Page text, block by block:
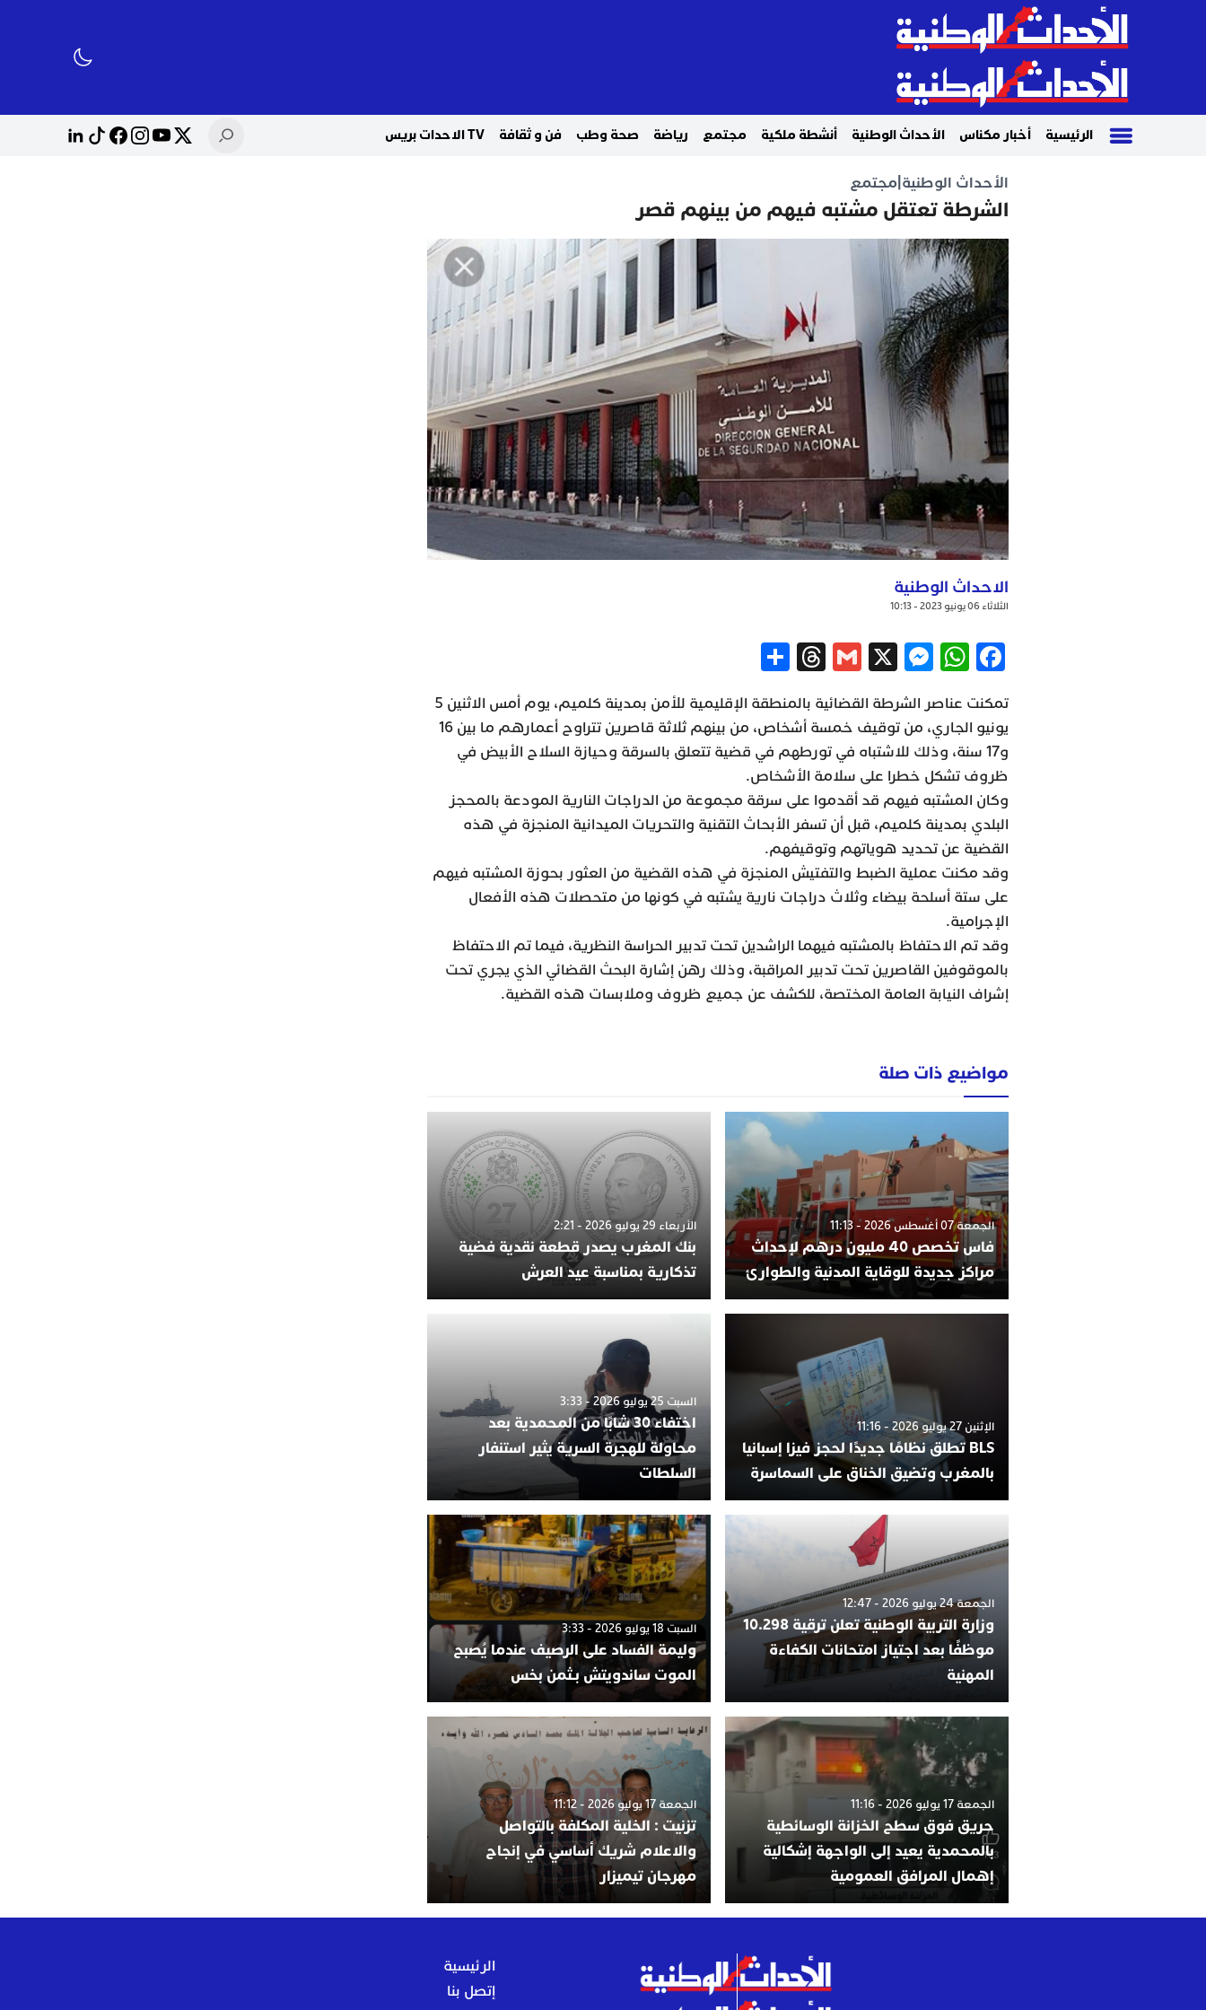
الرئيسية أخبار مكناس الأحداث الوطنية أنشطة ملكية مجتمع رياضة صحة وطب فن و ثقافة TV الاحدات بريس
الأحداث الوطنية مجتمع
الشرطة تعتقل مشتبه فيهم من بينهم قصر
الاحداث الوطنية
الثلاثاء 06 يونيو 2023 - 10:13
Facebook
WhatsApp
Messenger
X
Gmail
Threads
تمكنت عناصر الشرطة القضائية بالمنطقة الإقليمية للأمن بمدينة كلميم، يوم أمس الاثنين 5
يونيو الجاري، من توقيف خمسة أشخاص، من بينهم ثلاثة قاصرين تتراوح أعمارهم ما بين 16
و17 سنة، وذلك للاشتباه في تورطهم في قضية تتعلق بالسرقة وحيازة السلاح الأبيض في
ظروف تشكل خطرا على سلامة الأشخاص.
وكان المشتبه فيهم قد أقدموا على سرقة مجموعة من الدراجات النارية المودعة بالمحجز
البلدي بمدينة كلميم، قبل أن تسفر الأبحاث التقنية والتحريات الميدانية المنجزة في هذه
القضية عن تحديد هوياتهم وتوقيفهم.
وقد مكنت عملية الضبط والتفتيش المنجزة في هذه القضية من العثور بحوزة المشتبه فيهم
على ستة أسلحة بيضاء وثلاث دراجات نارية يشتبه في كونها من متحصلات هذه الأفعال
الإجرامية.
وقد تم الاحتفاظ بالمشتبه فيهما الراشدين تحت تدبير الحراسة النظرية، فيما تم الاحتفاظ
بالموقوفين القاصرين تحت تدبير المراقبة، وذلك رهن إشارة البحث القضائي الذي يجري تحت
إشراف النيابة العامة المختصة، للكشف عن جميع ظروف وملابسات هذه القضية.
مواضيع ذات صلة
الجمعة 07 أغسطس 2026 - 11:13
فاس تخصص 40 مليون درهم لإحداث
مراكز جديدة للوقاية المدنية والطوارئ
الأربعاء 29 يوليو 2026 - 2:21
بنك المغرب يصدر قطعة نقدية فضية
تذكارية بمناسبة عيد العرش
الإثنين 27 يوليو 2026 - 11:16
BLS تطلق نظامًا جديدًا لحجز فيزا إسبانيا
بالمغرب وتضيق الخناق على السماسرة
السبت 25 يوليو 2026 - 3:33
اختفاء 30 شابًا من المحمدية بعد
محاولة للهجرة السرية يثير استنفار
السلطات
الجمعة 24 يوليو 2026 - 12:47
وزارة التربية الوطنية تعلن ترقية 10.298
موظفًا بعد اجتياز امتحانات الكفاءة
المهنية
السبت 18 يوليو 2026 - 3:33
وليمة الفساد على الرصيف عندما يُصبح
الموت ساندويتش بـثمن بخس
الجمعة 17 يوليو 2026 - 11:16
حريق فوق سطح الخزانة الوسائطية
بالمحمدية يعيد إلى الواجهة إشكالية
إهمال المرافق العمومية
الجمعة 17 يوليو 2026 - 11:12
تزنيت : الخلية المكلفة بالتواصل
والاعلام شريك أساسي في إنجاح
مهرجان تيميزار
الرئيسية
إتصل بنا